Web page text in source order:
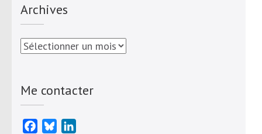
Archives
Archives
Me contacter
Facebook
Bluesky